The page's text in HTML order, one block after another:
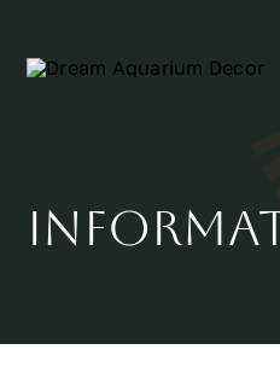
content
Despre Noi